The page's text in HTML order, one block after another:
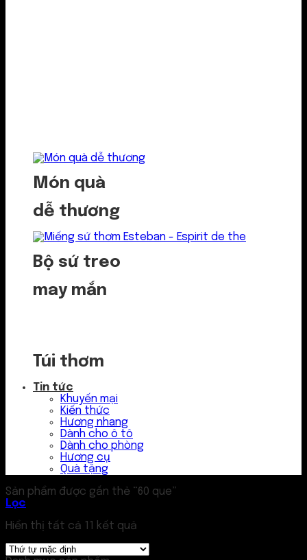
Món quà
dễ thương
Bộ sứ treo
may mắn
Túi thơm
Tin tức
Khuyến mại
Kiến thức
Hương nhang
Dành cho ô tô
Dành cho phòng
Hương cụ
Quà tặng
Sản phẩm được gắn thẻ “60 que”
Lọc
Hiển thị tất cả 11 kết quả